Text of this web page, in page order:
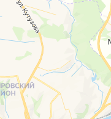
Почта:info@clinica-boli.ru
Номер телефона:
+7 (4812) 25-
Пн-пт 8:00 - 20:00 сб-вс 9:00
ул. Шевченко, 65